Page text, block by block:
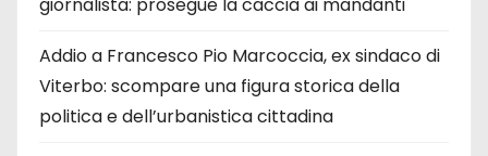
giornalista: prosegue la caccia ai mandanti
Addio a Francesco Pio Marcoccia, ex sindaco di
Viterbo: scompare una figura storica della
politica e dell’urbanistica cittadina